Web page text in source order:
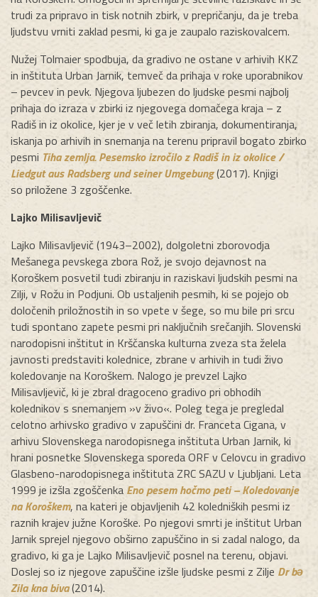
trudi za pripravo in tisk notnih zbirk, v prepričanju, da je treba
ljudstvu vrniti zaklad pesmi, ki ga je zaupalo raziskovalcem.
Nužej Tolmaier spodbuja, da gradivo ne ostane v arhivih KKZ
in inštituta Urban Jarnik, temveč da prihaja v roke uporabnikov
– pevcev in pevk. Njegova ljubezen do ljudske pesmi najbolj
prihaja do izraza v zbirki iz njegovega domačega kraja – z
Radiš in iz okolice, kjer je v več letih zbiranja, dokumentiranja,
iskanja po arhivih in snemanja na terenu pripravil bogato zbirko
pesmi Tiha zemlja. Pesemsko izročilo z Radiš in iz okolice /
Liedgut aus Radsberg und seiner Umgebung(2017). Knjigi
so priložene 3 zgoščenke.
Lajko Milisavljevič
Lajko Milisavljevič (1943–2002), dolgoletni zborovodja
Mešanega pevskega zbora Rož, je svojo dejavnost na
Koroškem posvetil tudi zbiranju in raziskavi ljudskih pesmi na
Zilji, v Rožu in Podjuni. Ob ustaljenih pesmih, ki se pojejo ob
določenih priložnostih in so vpete v šege, so mu bile pri srcu
tudi spontano zapete pesmi pri naključnih srečanjih. Slovenski
narodopisni inštitut in Krščanska kulturna zveza sta želela
javnosti predstaviti kolednice, zbrane v arhivih in tudi živo
koledovanje na Koroškem. Nalogo je prevzel Lajko
Milisavljevič, ki je zbral dragoceno gradivo pri obhodih
kolednikov s snemanjem »v živo«. Poleg tega je pregledal
celotno arhivsko gradivo v zapuščini dr. Franceta Cigana, v
arhivu Slovenskega narodopisnega inštituta Urban Jarnik, ki
hrani posnetke Slovenskega sporeda ORF v Celovcu in gradivo
Glasbeno-narodopisnega inštituta ZRC SAZU v Ljubljani. Leta
1999 je izšla zgoščenka Eno pesem hočmo peti – Koledovanje
na Koroškem, na kateri je objavljenih 42 koledniških pesmi iz
raznih krajev južne Koroške. Po njegovi smrti je inštitut Urban
Jarnik sprejel njegovo obširno zapuščino in si zadal nalogo, da
gradivo, ki ga je Lajko Milisavljevič posnel na terenu, objavi.
Doslej so iz njegove zapuščine izšle ljudske pesmi z Zilje Dr bə
Zila kna biva(2014).